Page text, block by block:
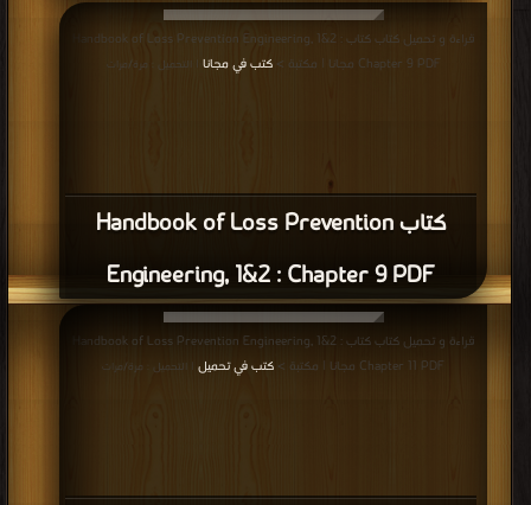
كتاب Handbook of Loss Prevention
Engineering, 1&2 : Chapter 9 PDF
قراءة و تحميل كتاب كتاب Handbook of Loss Prevention Engineering, 1&2 :
Chapter 9 PDF مجانا | مكتبة >
كتب في مجانا | التحميل : مرة/مرات
قراءة و تحميل كتاب كتاب Handbook of Loss Prevention Engineering, 1&2 :
Chapter 11 PDF مجانا | مكتبة >
كتب في تحميل | التحميل : مرة/مرات